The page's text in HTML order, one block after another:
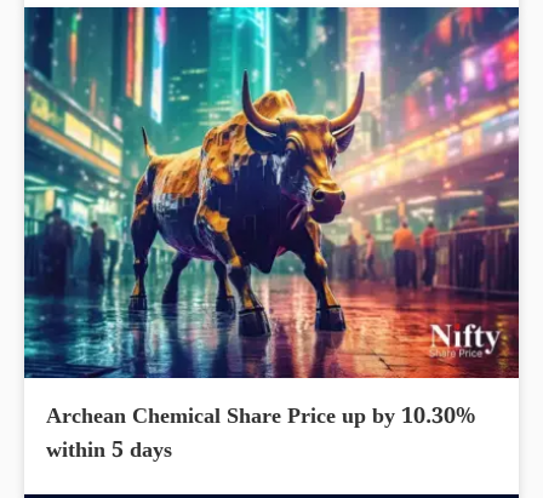
Archean Chemical Share Price up by 10.30%
within 5 days